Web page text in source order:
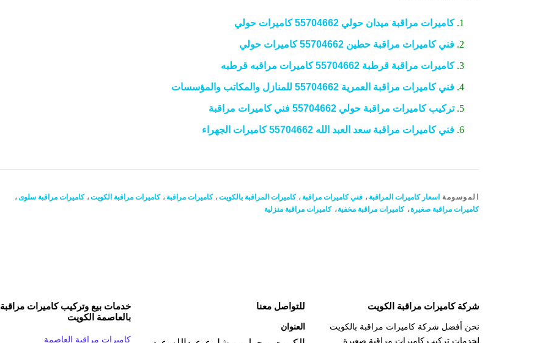
كاميرات مراقبة ميدان حولي 55704662 كاميرات حولي
فني كاميرات مراقبة حطين 55704662 كاميرات حولي
كاميرات مراقبة قرطبة 55704662 كاميرات مراقبه قرطبه
فني كاميرات مراقبة العمرية 55704662 للمنازل والمكاتب والمؤسسات
تركيب كاميرات مراقبة حولي 55704662 فني كاميرات مراقبة
فني كاميرات مراقبة سعد العبد الله 55704662 كاميرات الجهراء
الموسومةاسعار كاميرات المراقبة ،فني كاميرات مراقبة ،كاميرات المراقبة بالكويت،كاميرات مراقبة ،كاميرات مراقبة الكويت،كاميرات مراقبة سلوى،
كاميرات مراقبة صغيرة،كاميرات مراقبة مخفية،كاميرات مراقبة منزلية
شركة كاميرات مراقبة الكويت
نحن أفضل شركة كاميرات مراقبة بالكويت
لخدمات تركيب كاميرات مراقبة صغيرة
للتواصل معنا
العنوان
خدمات بيع وتركيب كاميرات مراقبة
بالعاصمة الكويت
كاميرات مراقبة العاصمة